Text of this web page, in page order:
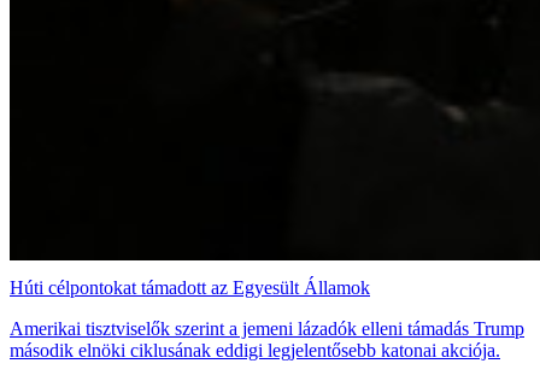
Húti célpontokat támadott az Egyesült Államok
Amerikai tisztviselők szerint a jemeni lázadók elleni támadás Trump
második elnöki ciklusának eddigi legjelentősebb katonai akciója.